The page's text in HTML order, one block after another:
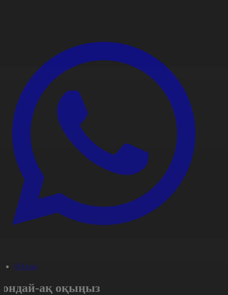
#Әлем
ақ оқыңыз